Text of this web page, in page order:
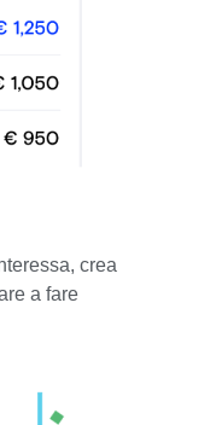
crea
a fare